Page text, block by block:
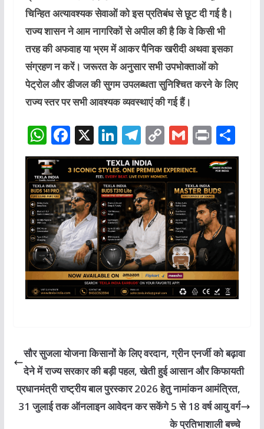
चिन्हित अत्यावश्यक सेवाओं को इस प्रतिबंध से छूट दी गई है।
राज्य शासन ने आम नागरिकों से अपील की है कि वे किसी भी
तरह की अफवाह या भ्रम में आकर पैनिक खरीदी अथवा इसका
संग्रहण न करें। जरूरत के अनुसार सभी उपभोक्ताओं को
पेट्रोल और डीजल की सुगम उपलब्धता सुनिश्चित करने के लिए
राज्य स्तर पर सभी आवश्यक व्यवस्थाएं की गई हैं।
W
h
at
s
A
p
p
F
a
c
e
b
o
o
k
X Li
n
k
e
dI
n
T
el
e
g
ra
m
C
o
p
y
Li
n
k
G
m
ai
l
P
ri
n
t
S
h
e
सौर सुजला योजना किसानों के लिए वरदान, ग्रीन एनर्जी को बढ़ावा
देने में राज्य सरकार की बड़ी पहल, खेती हुई आसान और किफायती
प्रधानमंत्री राष्ट्रीय बाल पुरस्कार 2026 हेतु नामांकन आमंत्रित,
31 जुलाई तक ऑनलाइन आवेदन कर सकेंगे 5 से 18 वर्ष आयु वर्ग
के प्रतिभाशाली बच्चे